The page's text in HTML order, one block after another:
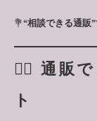
💐“相談できる通販
👰‍♀️ 通販
ト